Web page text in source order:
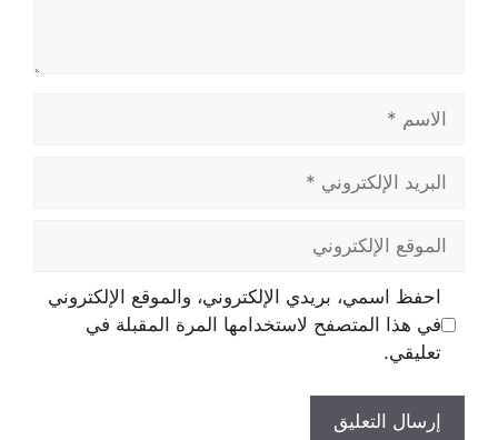
الاسم
البريد
الإلكتروني
الموقع
الإلكتروني
احفظ اسمي، بريدي الإلكتروني، والموقع الإلكتروني
في هذا المتصفح لاستخدامها المرة المقبلة في
تعليقي.